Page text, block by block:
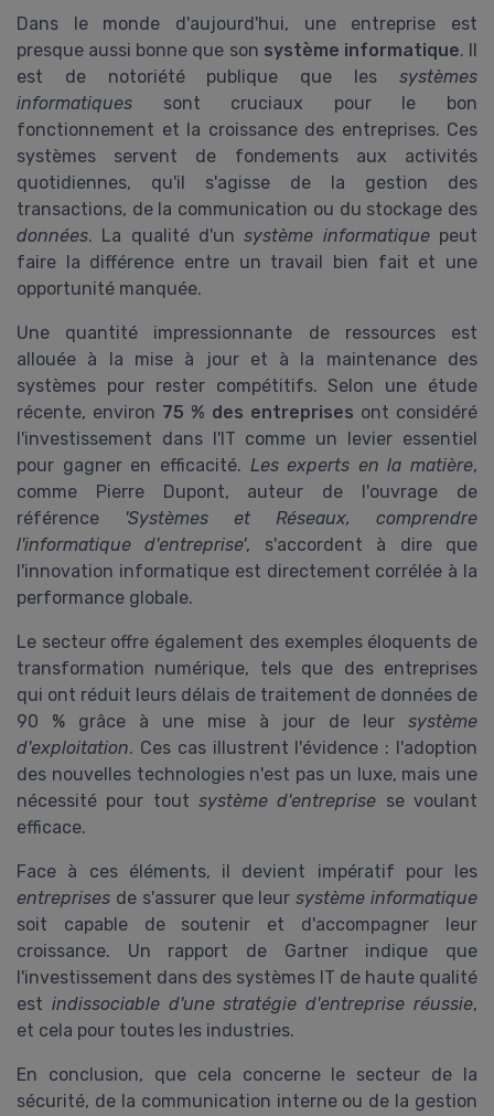
Dans le monde d'aujourd'hui, une entreprise est
presque aussi bonne que son système informatique. Il
est de notoriété publique que les systèmes
informatiques sont cruciaux pour le bon
fonctionnement et la croissance des entreprises. Ces
systèmes servent de fondements aux activités
quotidiennes, qu'il s'agisse de la gestion des
transactions, de la communication ou du stockage des
données. La qualité d'unsystème informatiquepeut
faire la différence entre un travail bien fait et une
opportunité manquée.
Une quantité impressionnante de ressources est
allouée à la mise à jour et à la maintenance des
systèmes pour rester compétitifs. Selon une étude
récente, environ 75 % des entreprises ont considéré
l'investissement dans l'IT comme un levier essentiel
pour gagner en efficacité. Les experts en la matière,
comme Pierre Dupont, auteur de l'ouvrage de
référence
'Systèmes et Réseaux, comprendre
l'informatique d'entreprise', s'accordent à dire que
l'innovation informatique est directement corrélée à la
performance globale.
Le secteur offre également des exemples éloquents de
transformation numérique, tels que des entreprises
qui ont réduit leurs délais de traitement de données de
90 % grâce à une mise à jour de leur système
d'exploitation. Ces cas illustrent l'évidence : l'adoption
des nouvelles technologies n'est pas un luxe, mais une
nécessité pour tout système d'entreprise se voulant
efficace.
Face à ces éléments, il devient impératif pour les
entreprises de s'assurer que leursystème informatique
soit capable de soutenir et d'accompagner leur
croissance. Un rapport de Gartner indique que
l'investissement dans des systèmes IT de haute qualité
est indissociable d'une stratégie d'entreprise réussie,
et cela pour toutes les industries.
En conclusion, que cela concerne le secteur de la
sécurité, de la communication interne ou de la gestion